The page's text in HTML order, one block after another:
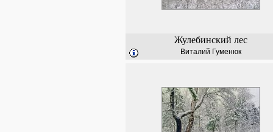
Жулебинский лес
Виталий Гуменюк